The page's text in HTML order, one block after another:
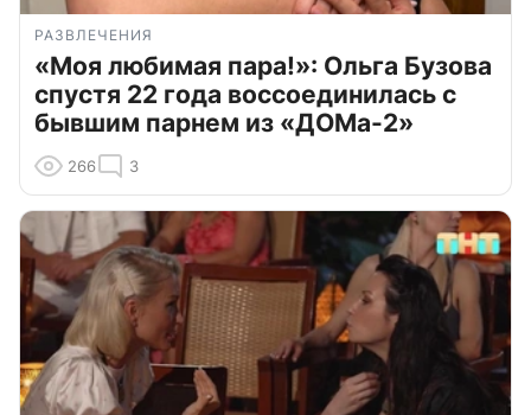
РАЗВЛЕЧЕНИЯ
«Моя любимая пара!»: Ольга Бузова
спустя 22 года воссоединилась с
бывшим парнем из «ДОМа-2»
266 3